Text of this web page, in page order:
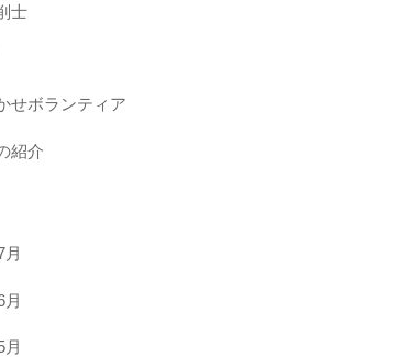
士
せボランティア
紹介
月
月
月